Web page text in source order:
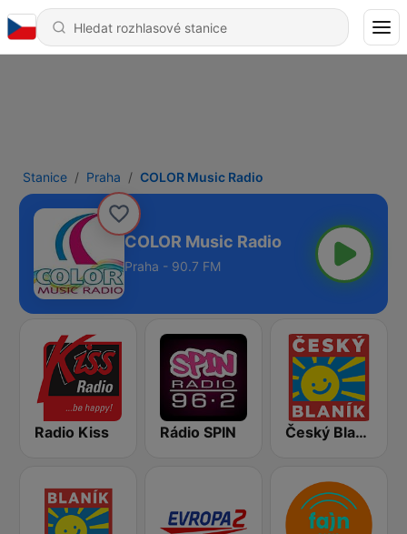
Stanice Praha COLOR Music Radio
COLOR Music Radio
Praha - 90.7 FM
Radio Kiss Rádio SPIN Český Blaník